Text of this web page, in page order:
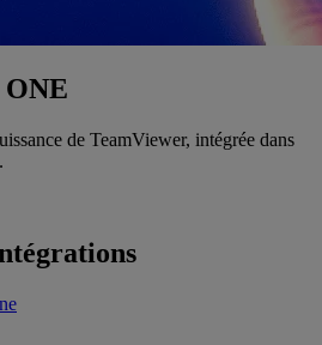
ONE
de TeamViewer, intégrée dans